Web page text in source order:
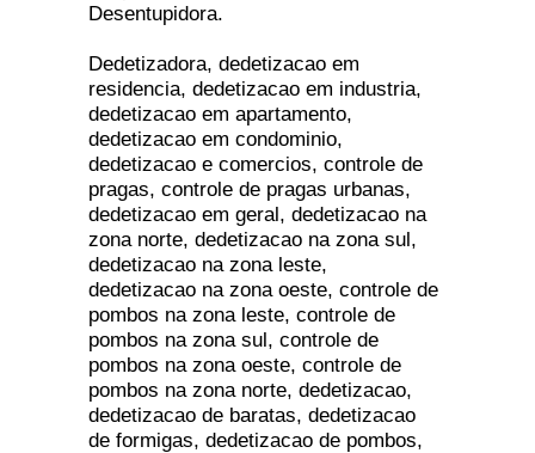
Desentupidora.
Dedetizadora, dedetizacao em
residencia, dedetizacao em industria,
dedetizacao em apartamento,
dedetizacao em condominio,
dedetizacao e comercios, controle de
pragas, controle de pragas urbanas,
dedetizacao em geral, dedetizacao na
zona norte, dedetizacao na zona sul,
dedetizacao na zona leste,
dedetizacao na zona oeste, controle de
pombos na zona leste, controle de
pombos na zona sul, controle de
pombos na zona oeste, controle de
pombos na zona norte, dedetizacao,
dedetizacao de baratas, dedetizacao
de formigas, dedetizacao de pombos,